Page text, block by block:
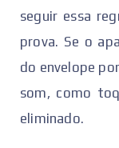
seguir essa
prova. Se o
do envelope
som, como
eliminado.